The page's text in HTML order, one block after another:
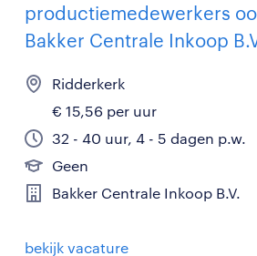
productiemedewerkers
Bakker Centrale Inkoop
Ridderkerk
€ 15,56 per uur
32 - 40 uur, 4 - 5 dagen p.w.
Geen
Bakker Centrale Inkoop B.V.
bekijk vacature